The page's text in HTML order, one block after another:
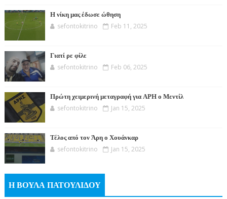
Η νίκη μας έδωσε ώθηση
sefontokitrino Feb 11, 2025
Γιατί ρε φίλε
sefontokitrino Feb 06, 2025
Πρώτη χειμερινή μεταγραφή για ΑΡΗ ο Μεντίλ
sefontokitrino Jan 15, 2025
Τέλος από τον Άρη ο Χουάνκαρ
sefontokitrino Jan 15, 2025
Η ΒΟΥΛΑ ΠΑΤΟΥΛΙΔΟΥ